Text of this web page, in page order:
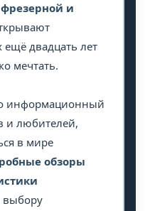
и
двадцать лет
мечтать.
информационный
и любителей,
в мире
обзоры
выбору